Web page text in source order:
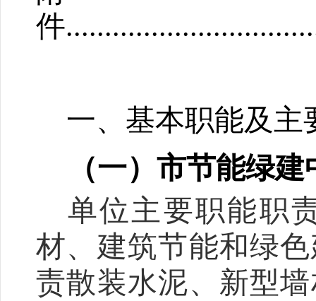
件
一、基本职能及主
（一） 市节能绿建
单位主要职能职
材、建筑节能和绿
责散装水泥、新型